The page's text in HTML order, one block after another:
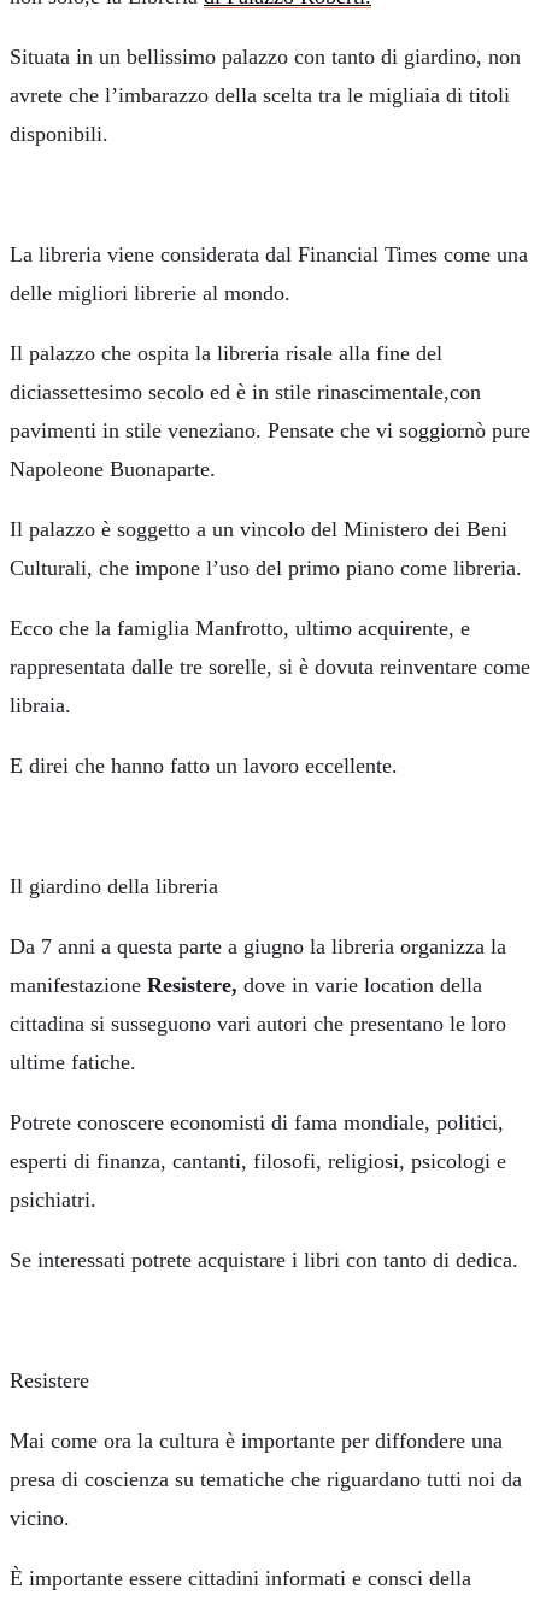
Situata in un bellissimo palazzo con tanto di giardino, non
avrete che l’imbarazzo della scelta tra le migliaia di titoli
disponibili.
La libreria viene considerata dal Financial Times come una
delle migliori librerie al mondo.
Il palazzo che ospita la libreria risale alla fine del
diciassettesimo secolo ed è in stile rinascimentale,con
pavimenti in stile veneziano. Pensate che vi soggiornò pure
Napoleone Buonaparte.
Il palazzo è soggetto a un vincolo del Ministero dei Beni
Culturali, che impone l’uso del primo piano come libreria.
Ecco che la famiglia Manfrotto, ultimo acquirente, e
rappresentata dalle tre sorelle, si è dovuta reinventare come
libraia.
E direi che hanno fatto un lavoro eccellente.
Il giardino della libreria
Da 7 anni a questa parte a giugno la libreria organizza la
manifestazione Resistere, dove in varie location della
cittadina si susseguono vari autori che presentano le loro
ultime fatiche.
Potrete conoscere economisti di fama mondiale, politici,
esperti di finanza, cantanti, filosofi, religiosi, psicologi e
psichiatri.
Se interessati potrete acquistare i libri con tanto di dedica.
Resistere
Mai come ora la cultura è importante per diffondere una
presa di coscienza su tematiche che riguardano tutti noi da
vicino.
È importante essere cittadini informati e consci della